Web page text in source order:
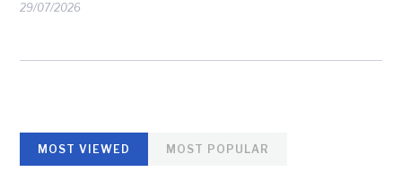
29/07/2026
MOST VIEWED MOST POPULAR